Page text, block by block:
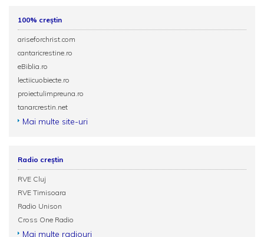
100% creștin
ariseforchrist.com
cantaricrestine.ro
eBiblia.ro
lectiicuobiecte.ro
proiectulimpreuna.ro
tanarcrestin.net
Mai multe site-uri
Radio creștin
RVE Cluj
RVE Timisoara
Radio Unison
Cross One Radio
Mai multe radiouri